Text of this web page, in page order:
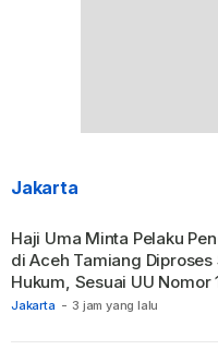
Jakarta
Jakarta - 3 jam yang lalu
Haji Uma Minta Pelaku
di Aceh Tamiang Diproses
Hukum, Sesuai UU Nomor
2022 Tentang TPKS